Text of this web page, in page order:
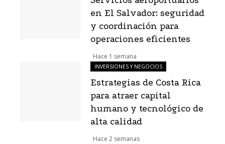
en El Salvador: seguridad
y coordinación para
operaciones eficientes
Hace 1 semana
INVERSIONES Y NEGOCIOS
Estrategias de Costa Rica
para atraer capital
humano y tecnológico de
alta calidad
Hace 2 semanas